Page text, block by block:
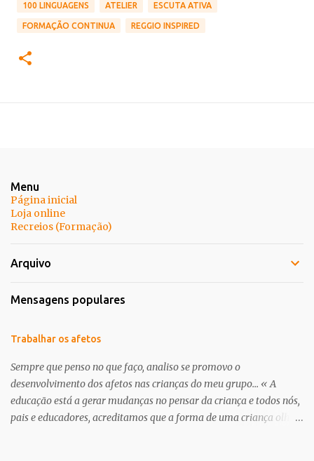
100 LINGUAGENS ATELIER ESCUTA ATIVA
FORMAÇÃO CONTINUA REGGIO INSPIRED
Menu
Página inicial
Loja online
Recreios (Formação)
Arquivo
Mensagens populares
Trabalhar os afetos
Sempre que penso no que faço, analiso se promovo o
desenvolvimento dos afetos nas crianças do meu grupo... « A
educação está a gerar mudanças no pensar da criança e todos nós,
pais e educadores, acreditamos que a forma de uma criança olhar